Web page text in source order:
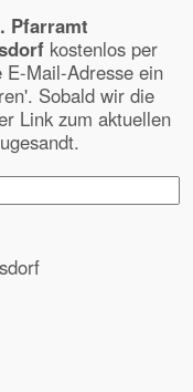
Pfarramt
kostenlos per
Mail-Adresse ein
Sobald wir die
Link zum aktuellen